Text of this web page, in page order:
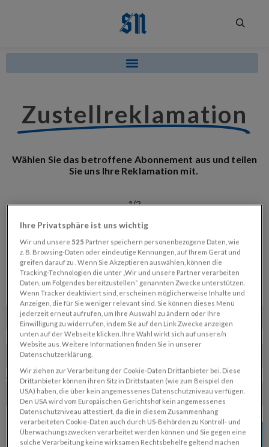
Zustellreklamation
Wählen Sie das betroffene Abonnement aus und teilen
Sie uns Ihre Reklamation mit.
1/2
ZUSTELLREKLAMATION
Reklamationszeitraum von*
bis*
Abo-Typ (Pflichtfeld)
Weiter
Ihre Privatsphäre ist uns wichtig
Wir und unsere 525 Partner speichern personenbezogene Daten, wie
z. B. Browsing-Daten oder eindeutige Kennungen, auf Ihrem Gerät und
greifen darauf zu . Wenn Sie Akzeptieren auswählen, können die
Tracking-Technologien die unter „Wir und unsere Partner verarbeiten
Daten, um Folgendes bereitzustellen“ genannten Zwecke unterstützen.
Wenn Tracker deaktiviert sind, erscheinen möglicherweise Inhalte und
Anzeigen, die für Sie weniger relevant sind. Sie können dieses Menü
jederzeit erneut aufrufen, um Ihre Auswahl zu ändern oder Ihre
Einwilligung zu widerrufen, indem Sie auf den Link Zwecke anzeigen
unten auf der Webseite klicken. Ihre Wahl wirkt sich auf unsere/n
Website aus. Weitere Informationen finden Sie in unserer
Datenschutzerklärung.
Wir ziehen zur Verarbeitung der Cookie-Daten Drittanbieter bei. Diese
Drittanbieter können ihren Sitz in Drittstaaten (wie zum Beispiel den
USA) haben, die über kein angemessenes Datenschutzniveau verfügen.
Den USA wird vom Europäischen Gerichtshof kein angemessenes
Datenschutzniveau attestiert, da die in diesem Zusammenhang
verarbeiteten Cookie-Daten auch durch US-Behörden zu Kontroll- und
Überwachungszwecken verarbeitet werden können und Sie gegen eine
solche Verarbeitung keine wirksamen Rechtsbehelfe geltend machen